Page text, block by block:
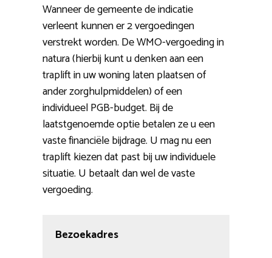
Wanneer de gemeente de indicatie
verleent kunnen er 2 vergoedingen
verstrekt worden. De WMO-vergoeding in
natura (hierbij kunt u denken aan een
traplift in uw woning laten plaatsen of
ander zorghulpmiddelen) of een
individueel PGB-budget. Bij de
laatstgenoemde optie betalen ze u een
vaste financiële bijdrage. U mag nu een
traplift kiezen dat past bij uw individuele
situatie. U betaalt dan wel de vaste
vergoeding.
Bezoekadres